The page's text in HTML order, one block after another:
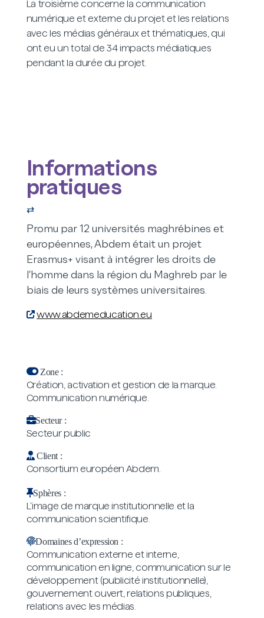
La troisième concerne la communication
numérique et externe du projet et les relations
avec les médias généraux et thématiques, qui
ont eu un total de 34 impacts médiatiques
pendant la durée du projet.
Informations
pratiques
⇄
Promu par 12 universités maghrébines et
européennes, Abdem était un projet
Erasmus+ visant à intégrer les droits de
l’homme dans la région du Maghreb par le
biais de leurs systèmes universitaires.
www.abdemeducation.eu
Zone :
Création, activation et gestion de la marque.
Communication numérique.
Secteur :
Secteur public
Client :
Consortium européen Abdem.
Sphères :
L’image de marque institutionnelle et la
communication scientifique.
Domaines d’expression :
Communication externe et interne,
communication en ligne, communication sur le
développement (publicité institutionnelle),
gouvernement ouvert, relations publiques,
relations avec les médias.